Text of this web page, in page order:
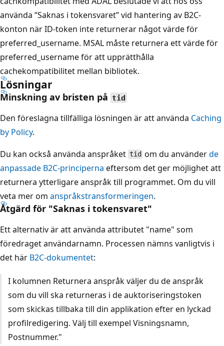
använda ”Saknas i tokensvaret” vid hantering av B2C-
konton när ID-token inte returnerar något värde för
preferred_username. MSAL måste returnera ett värde för
preferred_username för att upprätthålla
cachekompatibilitet mellan bibliotek.
Lösningar
Minskning av bristen på tid
Den föreslagna tillfälliga lösningen är att använda Caching
by Policy.
Du kan också använda anspråket tid om du använderde
anpassade B2C-principerna eftersom det ger möjlighet att
returnera ytterligare anspråk till programmet. Om du vill
veta mer om anspråkstransformeringen.
Åtgärd för "Saknas i tokensvaret"
Ett alternativ är att använda attributet "name" som
föredraget användarnamn. Processen nämns vanligtvis i
det här B2C-dokumentet:
I kolumnen Returnera anspråk väljer du de anspråk
som du vill ska returneras i de auktoriseringstoken
som skickas tillbaka till din applikation efter en lyckad
profilredigering. Välj till exempel Visningsnamn,
Postnummer."